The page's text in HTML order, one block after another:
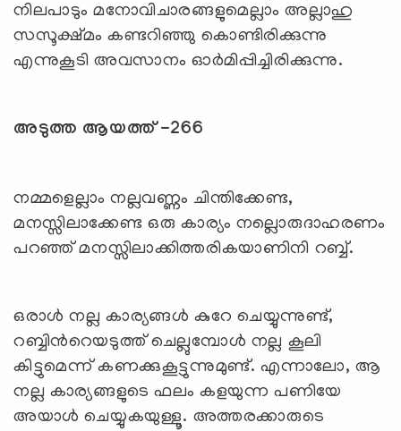
നിലപാടും മനോവിചാരങ്ങളുമെല്ലാം അല്ലാഹു
സസൂക്ഷ്മം കണ്ടറിഞ്ഞു കൊണ്ടിരിക്കുന്നു
എന്നുകൂടി അവസാനം ഓര്‍മിപ്പിച്ചിരിക്കുന്നു.
അടുത്ത ആയത്ത് -266
നമ്മളെല്ലാം നല്ലവണ്ണം ചിന്തിക്കേണ്ട,
മനസ്സിലാക്കേണ്ട ഒരു കാര്യം നല്ലൊരുദാഹരണം
പറഞ്ഞ് മനസ്സിലാക്കിത്തരികയാണിനി റബ്ബ്.
ഒരാള്‍ നല്ല കാര്യങ്ങള്‍ കുറേ ചെയ്യുന്നുണ്ട്,
റബ്ബിന്‍റെയടുത്ത് ചെല്ലുമ്പോള്‍ നല്ല കൂലി
കിട്ടുമെന്ന് കണക്കുകൂട്ടുന്നുമുണ്ട്. എന്നാലോ, ആ
നല്ല കാര്യങ്ങളുടെ ഫലം കളയുന്ന പണിയേ
അയാള്‍ ചെയ്യുകയുള്ളൂ. അത്തരക്കാരുടെ